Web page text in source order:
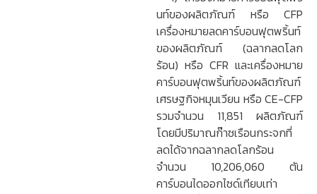
นท์ของผลิตภัณฑ์ หรือ CFP
เครื่องหมายลดคาร์บอนฟุตพริ้นท์
ของผลิตภัณฑ์ (ฉลากลดโลก
ร้อน) หรือ CFR และเครื่องหมาย
คาร์บอนฟุตพริ้นท์ของผลิตภัณฑ์
เศรษฐกิจหมุนเวียน หรือ CE-CFP
รวมจำนวน 11,851 ผลิตภัณฑ์
โดยมีปริมาณก๊าซเรือนกระจกที่
ลดได้จากฉลากลดโลกร้อน
จำนวน 10,206,060 ตัน
คาร์บอนไดออกไซด์เทียบเท่า